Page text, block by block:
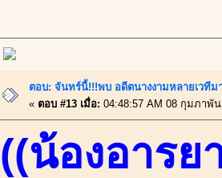
ตอบ: จันทร์นี้!!!พบ อดีตนางงามหลายเวที
« ตอบ #13 เมื่อ: 04:48:57 AM 08 กุมภาพั
((น้องอารย